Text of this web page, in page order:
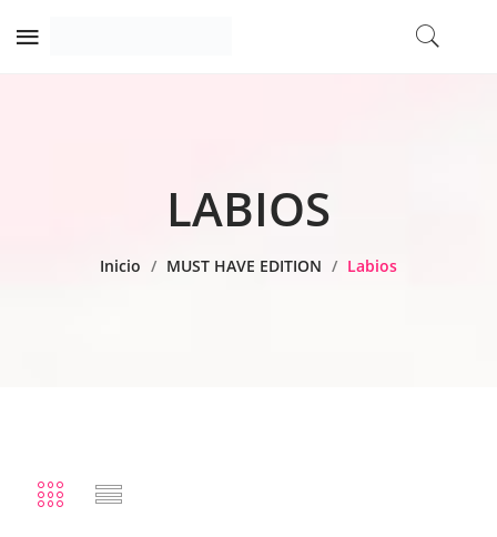
LABIOS
Inicio / MUST HAVE EDITION / Labios